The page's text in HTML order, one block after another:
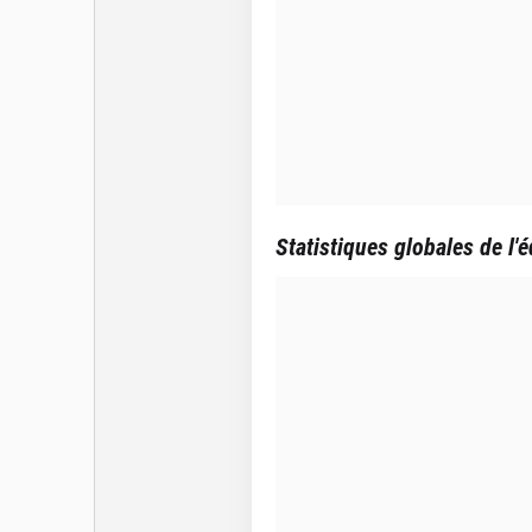
Statistiques globales de